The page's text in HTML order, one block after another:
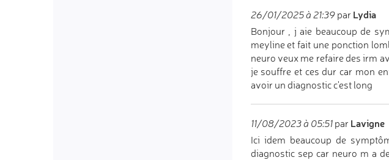
26/01/2025 à 21:39par Lydia
Bonjour , j aie beaucoup de
meyline et fait une ponction
neuro veux me refaire des irm
je souffre et ces dur car mon
avoir un diagnostic c'est long
11/08/2023 à 05:51par Lavigne
Ici idem beaucoup de
diagnostic sep car neuro m a